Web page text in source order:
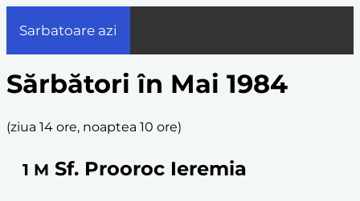
Sarbatoare azi
Sărbători în Mai 1984
(ziua 14 ore, noaptea 10 ore)
1 M Sf. Prooroc Ieremia